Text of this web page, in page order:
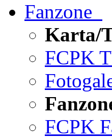
Fanzone
Karta/
FCPK
FCPK